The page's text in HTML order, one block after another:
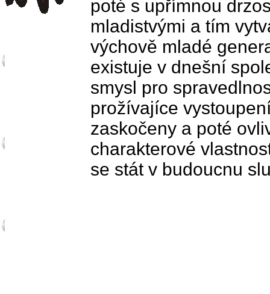
poté s upřímnou
mladistvými a tím
výchově mladé
existuje v dnešní
smysl pro
prožívajíce
zaskočeny a poté
charakterové
se stát v budoucnu